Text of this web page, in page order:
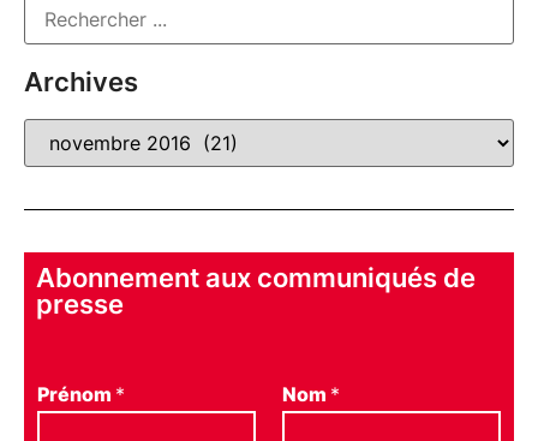
Archives
Abonnement aux communiqués de
presse
Prénom * Nom *